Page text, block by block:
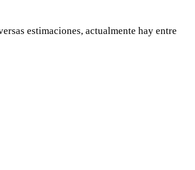
estimaciones, actualmente hay entre